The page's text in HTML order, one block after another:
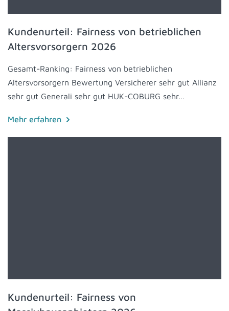
Kundenurteil: Fairness von betrieblichen
Altersvorsorgern 2026
Gesamt-Ranking: Fairness von betrieblichen
Altersvorsorgern Bewertung Versicherer sehr gut Allianz
sehr gut Generali sehr gut HUK-COBURG sehr…
Mehr erfahren
Kundenurteil: Fairness von